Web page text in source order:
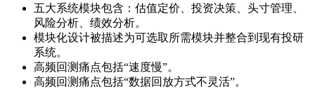
五大系统模块包含：估值定价、投资决策、头寸管理、
风险分析、绩效分析。
模块化设计被描述为可选取所需模块并整合到现有投研
系统。
高频回测痛点包括“速度慢”。
高频回测痛点包括“数据回放方式不灵活”。